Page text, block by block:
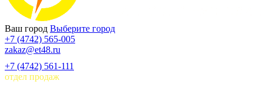
Ваш город Выберите город
+7 (4742) 565-005
zakaz@et48.ru
+7 (4742) 561-111
отдел продаж